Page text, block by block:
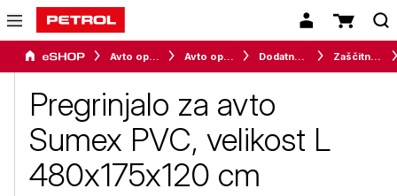
Avto oprema in avtomobilizem Avto oprema Dodatna oprema Zaščitna pokrivala za vozila
Pregrinjalo za avto
Sumex PVC, velikost L
480x175x120 cm